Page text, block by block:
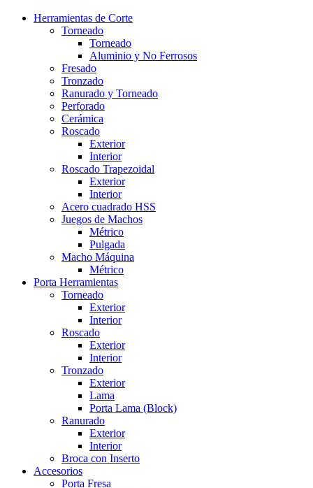
Herramientas de Corte
Torneado
Torneado
Aluminio y No Ferrosos
Fresado
Tronzado
Ranurado y Torneado
Perforado
Cerámica
Roscado
Exterior
Interior
Roscado Trapezoidal
Exterior
Interior
Acero cuadrado HSS
Juegos de Machos
Métrico
Pulgada
Macho Máquina
Métrico
Porta Herramientas
Torneado
Exterior
Interior
Roscado
Exterior
Interior
Tronzado
Exterior
Lama
Porta Lama (Block)
Ranurado
Exterior
Interior
Broca con Inserto
Accesorios
Porta Fresa